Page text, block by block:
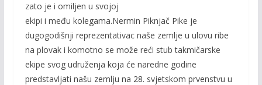
zato je i omiljen u svojoj
ekipi i među kolegama.Nermin Piknjač Pike je
dugogodišnji reprezentativac naše zemlje u ulovu ribe
na plovak i komotno se može reći stub takmičarske
ekipe svog udruženja koja će naredne godine
predstavljati našu zemlju na 28. svjetskom prvenstvu u